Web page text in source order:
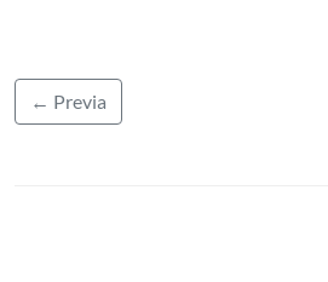
← Previa